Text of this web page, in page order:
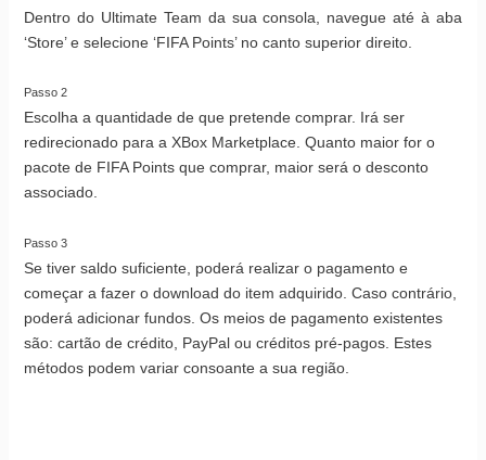
Dentro do Ultimate Team da sua consola, navegue até à aba
‘Store’ e selecione ‘FIFA Points’ no canto superior direito.
Passo 2
Escolha a quantidade de que pretende comprar. Irá ser
redirecionado para a XBox Marketplace. Quanto maior for o
pacote de FIFA Points que comprar, maior será o desconto
associado.
Passo 3
Se tiver saldo suficiente, poderá realizar o pagamento e
começar a fazer o download do item adquirido. Caso contrário,
poderá adicionar fundos. Os meios de pagamento existentes
são: cartão de crédito, PayPal ou créditos pré-pagos. Estes
métodos podem variar consoante a sua região.